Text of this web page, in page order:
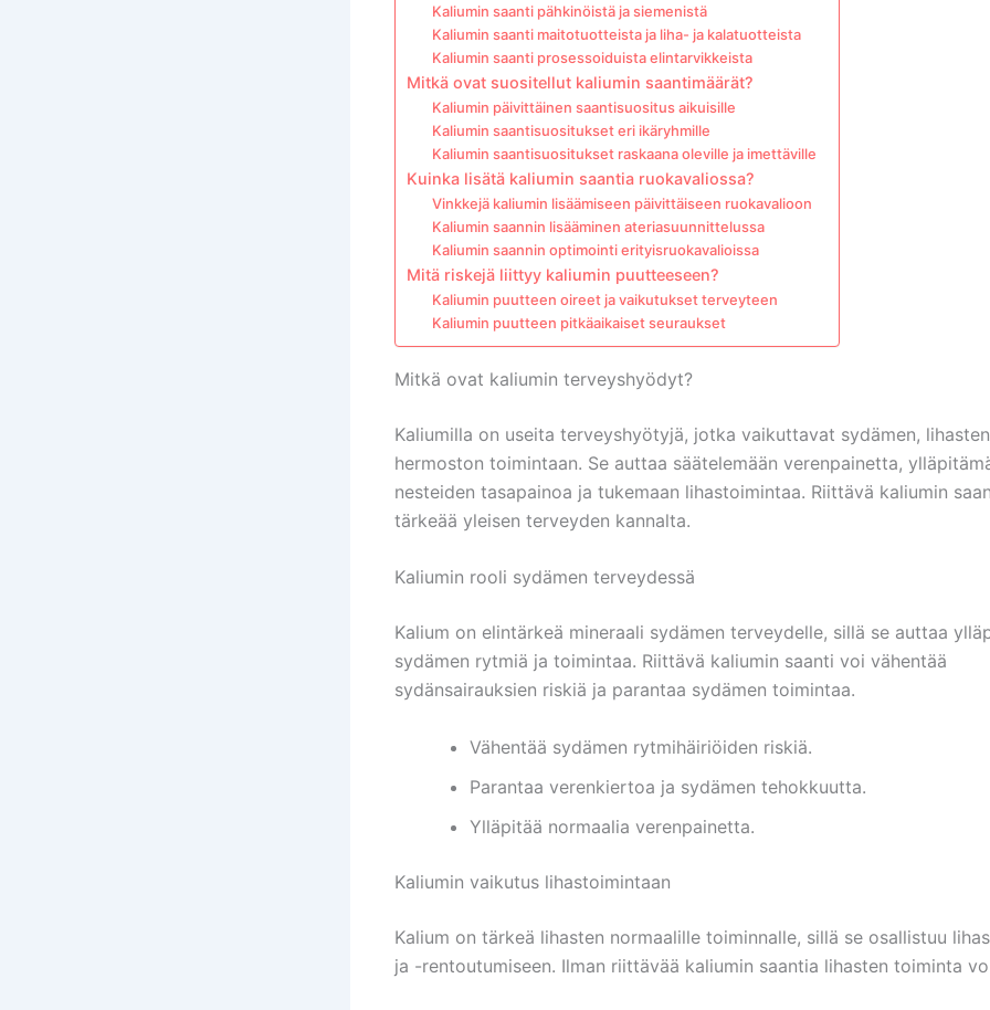
Kaliumin saanti pähkinöistä ja siemenistä
Kaliumin saanti maitotuotteista ja liha- ja kalatuotteista
Kaliumin saanti prosessoiduista elintarvikkeista
Mitkä ovat suositellut kaliumin saantimäärät?
Kaliumin päivittäinen saantisuositus aikuisille
Kaliumin saantisuositukset eri ikäryhmille
Kaliumin saantisuositukset raskaana oleville ja imettäville
Kuinka lisätä kaliumin saantia ruokavaliossa?
Vinkkejä kaliumin lisäämiseen päivittäiseen ruokavalioon
Kaliumin saannin lisääminen ateriasuunnittelussa
Kaliumin saannin optimointi erityisruokavalioissa
Mitä riskejä liittyy kaliumin puutteeseen?
Kaliumin puutteen oireet ja vaikutukset terveyteen
Kaliumin puutteen pitkäaikaiset seuraukset
Mitkä ovat kaliumin terveyshyödyt?
Kaliumilla on useita terveyshyötyjä, jotka vaikuttavat sydämen,
hermoston toimintaan. Se auttaa säätelemään verenpainetta,
nesteiden tasapainoa ja tukemaan lihastoimintaa. Riittävä kaliumin
tärkeää yleisen terveyden kannalta.
Kaliumin rooli sydämen terveydessä
Kalium on elintärkeä mineraali sydämen terveydelle, sillä se auttaa
sydämen rytmiä ja toimintaa. Riittävä kaliumin saanti voi vähentää
sydänsairauksien riskiä ja parantaa sydämen toimintaa.
Vähentää sydämen rytmihäiriöiden riskiä.
Parantaa verenkiertoa ja sydämen tehokkuutta.
Ylläpitää normaalia verenpainetta.
Kaliumin vaikutus lihastoimintaan
Kalium on tärkeä lihasten normaalille toiminnalle, sillä se osallistuu
ja -rentoutumiseen. Ilman riittävää kaliumin saantia lihasten toiminta